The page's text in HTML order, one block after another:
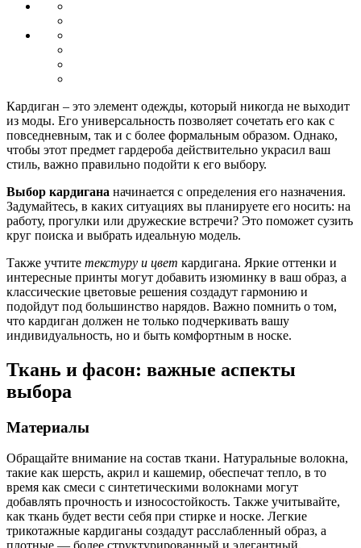
Кардиган – это элемент одежды, который никогда не выходит
из моды. Его универсальность позволяет сочетать его как с
повседневным, так и с более формальным образом. Однако,
чтобы этот предмет гардероба действительно украсил ваш
стиль, важно правильно подойти к его выбору.
Выбор кардигана начинается с определения его назначения.
Задумайтесь, в каких ситуациях вы планируете его носить: на
работу, прогулки или дружеские встречи? Это поможет сузить
круг поиска и выбрать идеальную модель.
Также учтите текстуру и цвет кардигана. Яркие оттенки и
интересные принты могут добавить изюминку в ваш образ, а
классические цветовые решения создадут гармонию и
подойдут под большинство нарядов. Важно помнить о том,
что кардиган должен не только подчеркивать вашу
индивидуальность, но и быть комфортным в носке.
Ткань и фасон: важные аспекты
выбора
Материалы
Обращайте внимание на состав ткани. Натуральные волокна,
такие как шерсть, акрил и кашемир, обеспечат тепло, в то
время как смеси с синтетическими волокнами могут
добавлять прочность и износостойкость. Также учитывайте,
как ткань будет вести себя при стирке и носке. Легкие
трикотажные кардиганы создадут расслабленный образ, а